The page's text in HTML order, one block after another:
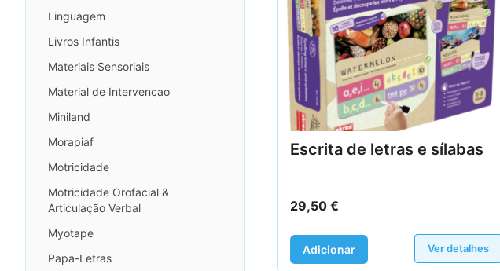
Linguagem
Livros Infantis
Materiais Sensoriais
Material de Intervencao
Miniland
Morapiaf
Motricidade
Motricidade Orofacial &
Articulação Verbal
Myotape
Papa-Letras
Escrita de letras e sílabas
29,50 €
Adicionar Ver detalhes